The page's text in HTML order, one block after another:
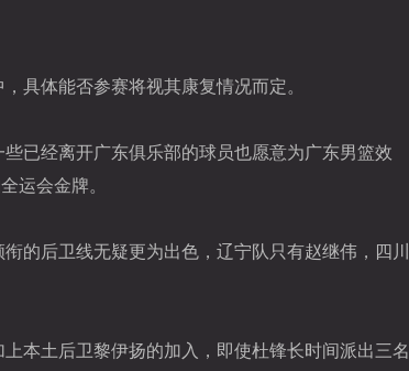
具体能否参赛将视其康复情况而定。
已经离开广东俱乐部的球员也愿意为广东男篮效
运会金牌。
的后卫线无疑更为出色，辽宁队只有赵继伟，四川
本土后卫黎伊扬的加入，即使杜锋长时间派出三名